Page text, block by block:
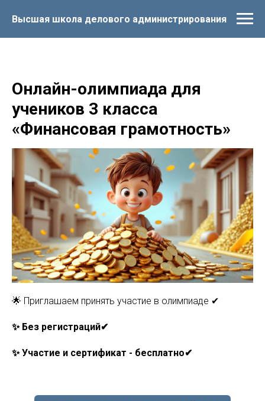
Высшая школа делового администрирования
Онлайн-олимпиада для
учеников 3 класса
«Финансовая грамотность»
🌟 Приглашаем принять участие в олимпиаде ✔
✨ Без регистраций✔
✨ Участие и сертификат - бесплатно✔